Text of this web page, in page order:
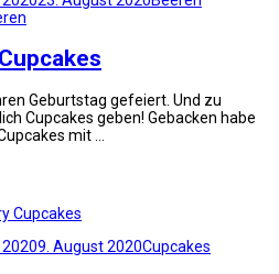
Geburtstag gefeiert. Und zu
Cupcakes geben! Gebacken habe
mit …
9. August 2020Cupcakes